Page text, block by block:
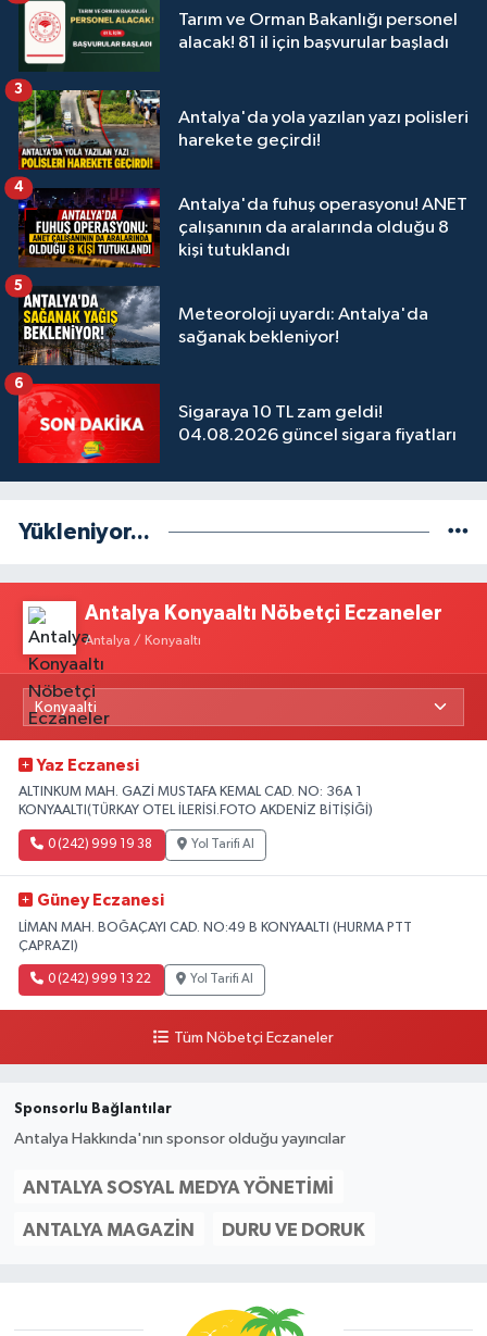
Tarım ve Orman Bakanlığı personel
alacak! 81 il için başvurular başladı
Antalya'da yola yazılan yazı polisleri
harekete geçirdi!
3
Antalya'da fuhuş operasyonu! ANET
çalışanının da aralarında olduğu 8
kişi tutuklandı
4
Meteoroloji uyardı: Antalya'da
sağanak bekleniyor!
5
Sigaraya 10 TL zam geldi!
04.08.2026 güncel sigara fiyatları
6
Yükleniyor...
Antalya Konyaaltı Nöbetçi Eczaneler
Antalya / Konyaaltı
Yaz Eczanesi
ALTINKUM MAH. GAZİ MUSTAFA KEMAL CAD. NO: 36A 1
KONYAALTI(TÜRKAY OTEL İLERİSİ.FOTO AKDENİZ BİTİŞİĞİ)
0 (242) 999 19 38 Yol Tarifi Al
Güney Eczanesi
LİMAN MAH. BOĞAÇAYI CAD. NO:49 B KONYAALTI (HURMA PTT
ÇAPRAZI)
0 (242) 999 13 22 Yol Tarifi Al
Tüm Nöbetçi Eczaneler
Sponsorlu Bağlantılar
Antalya Hakkında'nın sponsor olduğu yayıncılar
ANTALYA SOSYAL MEDYA YÖNETIMI
ANTALYA MAGAZIN DURU VE DORUK